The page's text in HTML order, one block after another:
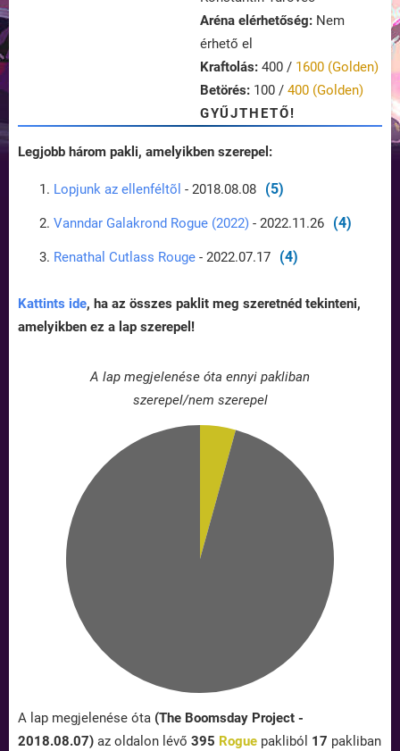
Aréna elérhetőség: Nem
érhető el
Kraftolás: 400 / 1600 (Golden)
Betörés: 100 / 400 (Golden)
GYŰJTHETŐ!
Legjobb három pakli, amelyikben szerepel:
Lopjunk az ellenféltõl - 2018.08.08 (5)
Vanndar Galakrond Rogue (2022) - 2022.11.26 (4)
Renathal Cutlass Rouge - 2022.07.17 (4)
Kattints ide, ha az összes paklit meg szeretnéd tekinteni,
amelyikben ez a lap szerepel!
A lap megjelenése óta ennyi pakliban
szerepel/nem szerepel
A lap megjelenése óta (The Boomsday Project -
2018.08.07) az oldalon lévő 395 Rogue pakliból 17 pakliban